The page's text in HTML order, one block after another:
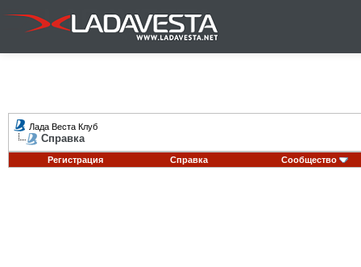
Лада Веста Клуб
Справка
Регистрация Справка Сообщество